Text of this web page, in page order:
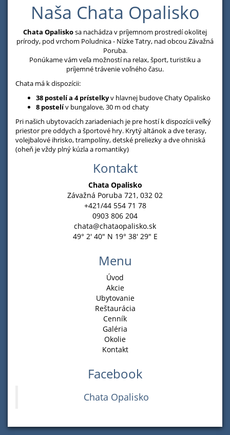
Naša Chata Opalisko
Chata Opaliskosa nachádza v príjemnom prostredí okolitej
prírody, pod vrchom Poludnica - Nízke Tatry, nad obcou Závažná
Poruba.
Ponúkame vám veľa možností na relax, šport, turistiku a
príjemné trávenie voľného času.
Chata má k dispozícii:
38 postelí a 4 prístelkyv hlavnej budove Chaty Opalisko
8 postelív bungalove, 30 m od chaty
Pri našich ubytovacích zariadeniach je pre hostí k dispozícii veľký
priestor pre oddych a športové hry. Krytý altánok a dve terasy,
volejbalové ihrisko, trampolíny, detské preliezky a dve ohniská
(oheň je vždy plný kúzla a romantiky)
Kontakt
Chata Opalisko
Závažná Poruba 721, 032 02
+421/44 554 71 78
0903 806 204
chata@chataopalisko.sk
49° 2' 40" N 19° 38' 29" E
Menu
Úvod
Akcie
Ubytovanie
Reštaurácia
Cenník
Galéria
Okolie
Kontakt
Facebook
Chata Opalisko